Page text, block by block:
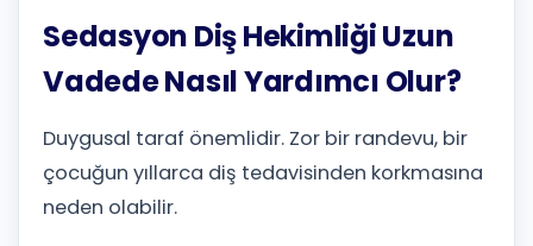
Sedasyon Diş Hekimliği Uzun
Vadede Nasıl Yardımcı Olur?
Duygusal taraf önemlidir. Zor bir randevu, bir
çocuğun yıllarca diş tedavisinden korkmasına
neden olabilir.